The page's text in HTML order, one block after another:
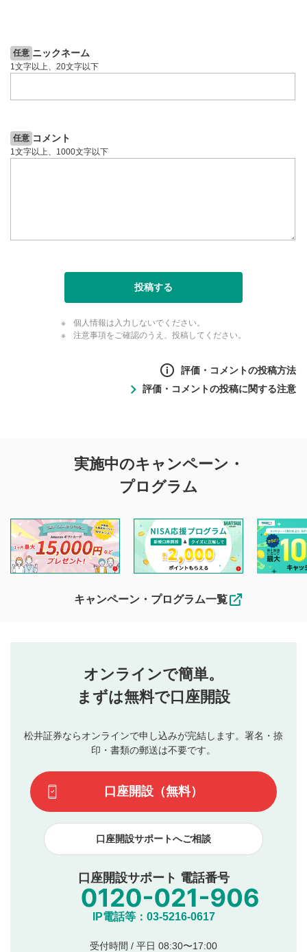
任意 ニックネーム
1文字以上、20文字以下
任意 コメント
1文字以上、1000文字以下
投稿する
個人情報は入力しないでください。
注意事項をご確認のうえ、投稿してください。
評価・コメントの投稿方法
投稿するボタン
星で評価をすると投稿できます。（お名前とコメント
3
動画の評価
です）
評価・コメントの投稿に関する注意
投稿に関する注意
を目的として、各動画コンテンツに、評価およびコメントの
投稿ができます。利用者は以下の注意事項をご理解のうえ、
閲覧および投稿を行うものとしてください。
他の利用者が動画を視聴される際の参考になるコメントをお
待ちしております。
なお、投稿をもって、本注意事項に同意されたものとみなし
行ってください。
当社は、利用者同士、もしくは利用者と第三者間のトラ
ブルによって生じた損害に対して一切の責任を負いませ
評価およびコメントは当社にて審査のうえ、掲載となり
ます。掲載されるまでに日数がかかる場合や掲載されない
てはお答えできません。各動画コンテンツへの掲載をもっ
て結果のご連絡といたします。ご了承ください。
下記の項目に該当すると判断された投稿内容は、掲載を
見合わせる場合がございます。
本動画コンテンツとは無関係の内容の投稿
他者への誹謗中傷や差別的表現投稿
公序良俗に反する内容の投稿
氏名、住所、電話番号など個人を特定できる情報の
他のサイトへの誘導や営利目的、広告・宣伝を目
他者の権利（商標、著作権、その他の知的財産
実施中のキャンペーン・
プログラム
キャンペーン・プログラム一覧
オンラインで簡単。
まずは無料で口座開設
松井証券ならオンラインで申し込みが完結します。署名・捺
印・書類の郵送は不要です。
口座開設（無料）
口座開設サポートへご相談
口座開設サポート 電話番号
IP電話等：03-5216-0617
受付時間 / 平日 08:30〜17:00